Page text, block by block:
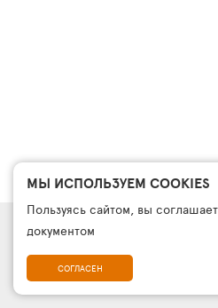
Правовая информация
© Платформа «ТурСайт Про»
МЫ ИСПОЛЬЗУЕМ COOKIES
Пользуясь сайтом, вы
документом
СОГЛАСЕН